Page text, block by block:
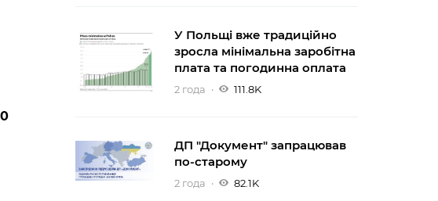
У Польщі вже традиційно
зросла мінімальна заробітна
плата та погодинна оплата
2 года 111.8K
ДП "Документ" запрацював
по-старому
2 года 82.1K